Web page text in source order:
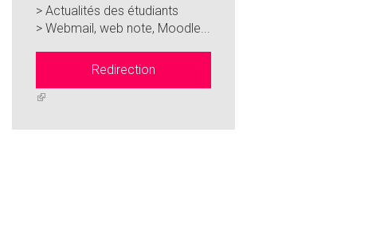
> Actualités des étudiants
> Webmail, web note, Moodle...
Redirection
(link
external)